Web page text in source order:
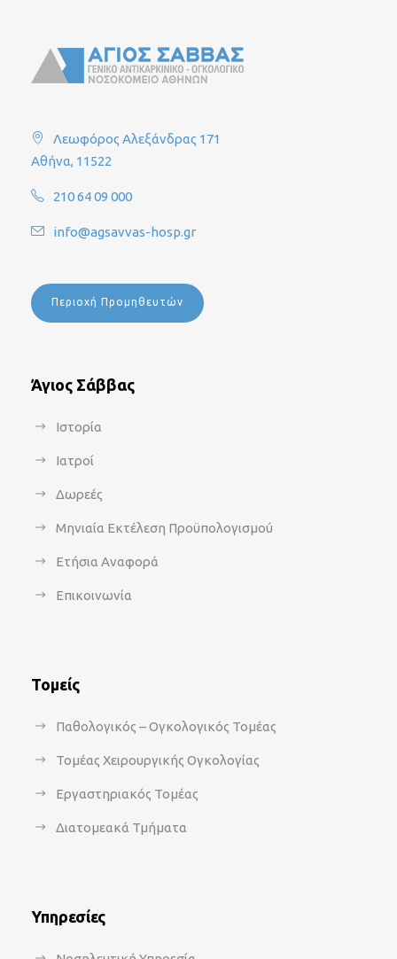
Λεωφόρος Αλεξάνδρας 171
Αθήνα, 11522
210 64 09 000
info@agsavvas-hosp.gr
Περιοχή Προμηθευτών
Άγιος Σάββας
Ιστορία
Ιατροί
Δωρεές
Μηνιαία Εκτέλεση Προϋπολογισμού
Ετήσια Αναφορά
Επικοινωνία
Τομείς
Παθολογικός – Ογκολογικός Τομέας
Τομέας Χειρουργικής Ογκολογίας
Εργαστηριακός Τομέας
Διατομεακά Τμήματα
Υπηρεσίες